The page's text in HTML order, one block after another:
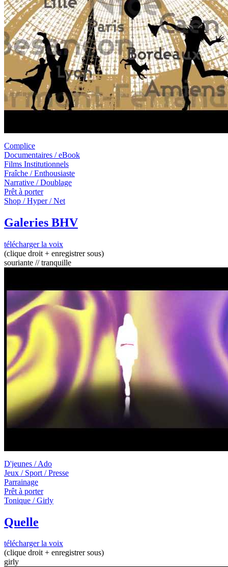
Complice
Documentaires / eBook
Films Institutionnels
Fraîche / Enthousiaste
Narrative / Doublage
Prêt à porter
Shop / Hyper / Net
Galeries BHV
télécharger la voix
(clique droit + enregistrer sous)
souriante // tranquille
D'jeunes / Ado
Jeux / Sport / Presse
Parrainage
Prêt à porter
Tonique / Girly
Quelle
télécharger la voix
(clique droit + enregistrer sous)
girly